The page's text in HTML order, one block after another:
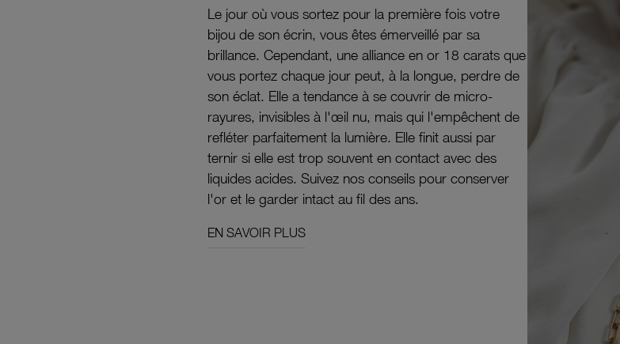
Le jour où vous sortez pour la première fois votre
bijou de son écrin, vous êtes émerveillé par sa
brillance. Cependant, une alliance en or 18 carats que
vous portez chaque jour peut, à la longue, perdre de
son éclat. Elle a tendance à se couvrir de micro-
rayures, invisibles à l'œil nu, mais qui l'empêchent de
refléter parfaitement la lumière. Elle finit aussi par
ternir si elle est trop souvent en contact avec des
liquides acides. Suivez nos conseils pour conserver
l'or et le garder intact au fil des ans.
EN SAVOIR PLUS